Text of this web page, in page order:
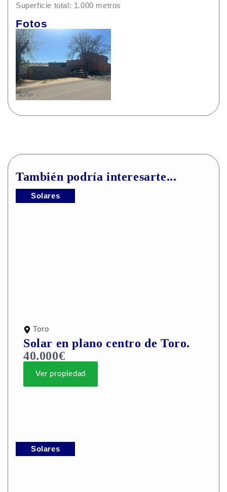
Superficie total: 1.000 metros
Fotos
También podría interesarte...
Solares
Toro
Solar en plano centro de Toro.
40.000€
Ver propiedad
Solares